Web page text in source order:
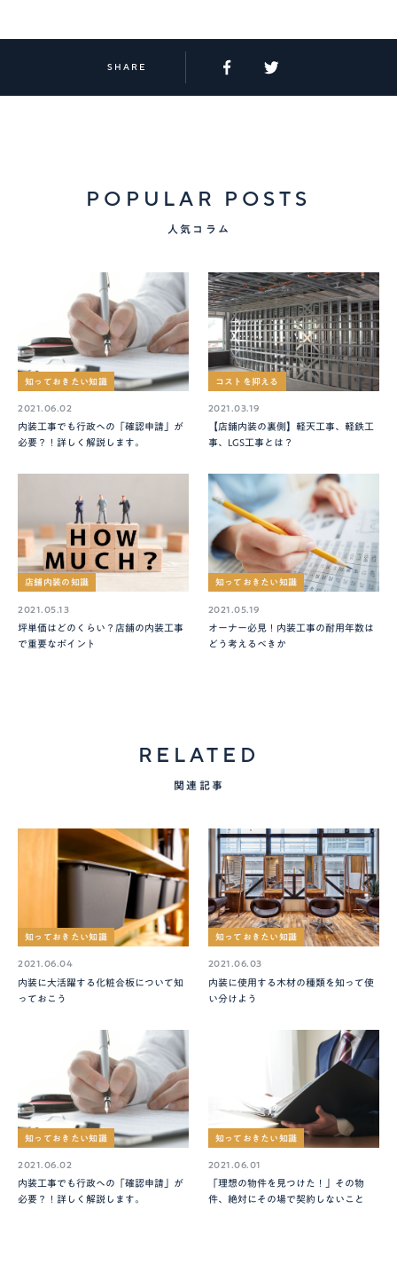
SHARE
POPULAR POSTS
人気コラム
知っておきたい知識
2021.06.02
内装工事でも行政への「確認申請」が
必要？！詳しく解説します。
コストを抑える
2021.03.19
【店舗内装の裏側】軽天工事、軽鉄工
事、LGS工事とは？
店舗内装の知識
2021.05.13
坪単価はどのくらい？店舗の内装工事
で重要なポイント
知っておきたい知識
2021.05.19
オーナー必見！内装工事の耐用年数は
どう考えるべきか
RELATED
関連記事
知っておきたい知識
2021.06.04
内装に大活躍する化粧合板について知
っておこう
知っておきたい知識
2021.06.03
内装に使用する木材の種類を知って使
い分けよう
知っておきたい知識
2021.06.02
内装工事でも行政への「確認申請」が
必要？！詳しく解説します。
知っておきたい知識
2021.06.01
「理想の物件を見つけた！」その物
件、絶対にその場で契約しないこと